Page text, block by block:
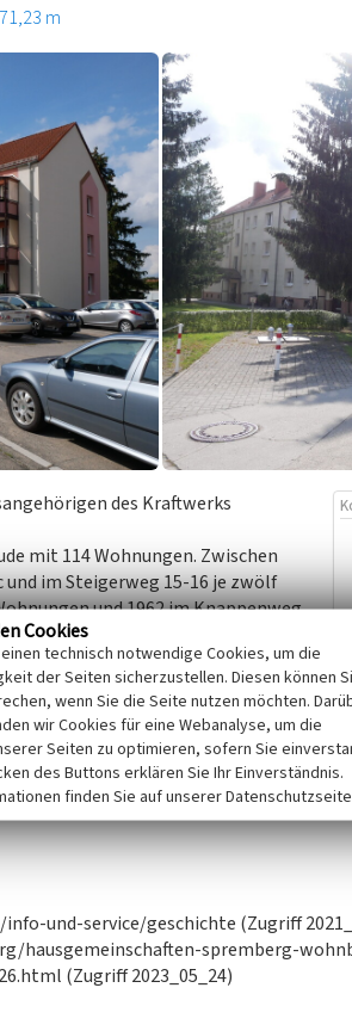
m
des Kraftwerks
mit 114 Wohnungen. Zwischen
und im Steigerweg 15-16 je zwölf
und 1962 im Knappenweg
im Steigerweg 3-5 und 1965
6-7 und 8-9.
Die AWG Energie
errichtete 1963 in Großblockbauweise
Steigerweg 21 a-b sowie
und-service/geschichte (Zugriff
hausgemeinschaften-spremberg-
(Zugriff 2023_05_24)
Cookies
technisch notwendige Cookies, um die
der Seiten sicherzustellen. Diesen können
wenn Sie die Seite nutzen möchten.
wir Cookies für eine Webanalyse, um die
Seiten zu optimieren, sofern Sie
des Buttons erklären Sie Ihr Einverständnis.
finden Sie auf unserer